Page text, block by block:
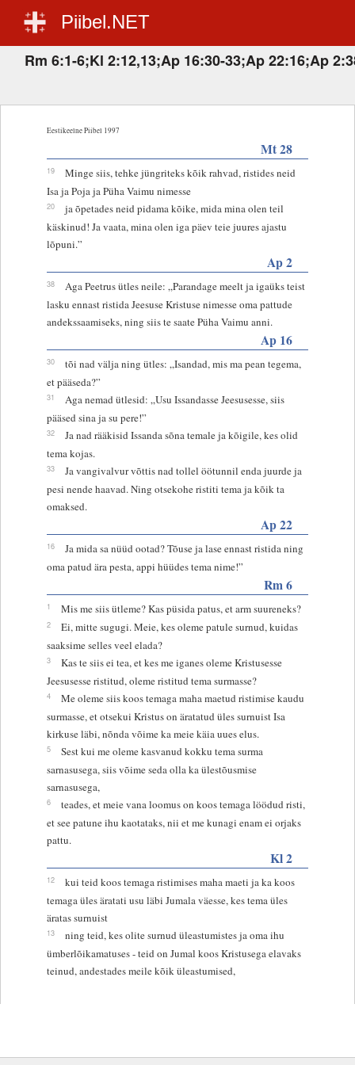
Piibel.NET
Rm 6:1-6;Kl 2:12,13;Ap 16:30-33;Ap 22:16;Ap
Eestikeelne Piibel 1997
Mt 28
19
Minge siis, tehke jüngriteks kõik rahvad, ristides neid
Isa ja Poja ja Püha Vaimu nimesse
20
ja õpetades neid pidama kõike, mida mina olen teil
käskinud! Ja vaata, mina olen iga päev teie juures ajastu
lõpuni.”
Ap 2
38
Aga Peetrus ütles neile: „Parandage meelt ja igaüks teist
lasku ennast ristida Jeesuse Kristuse nimesse oma pattude
andekssaamiseks, ning siis te saate Püha Vaimu anni.
Ap 16
30
tõi nad välja ning ütles: „Isandad, mis ma pean tegema,
et pääseda?”
31
Aga nemad ütlesid: „Usu Issandasse Jeesusesse, siis
pääsed sina ja su pere!”
32
Ja nad rääkisid Issanda sõna temale ja kõigile, kes olid
tema kojas.
33
Ja vangivalvur võttis nad tollel öötunnil enda juurde ja
pesi nende haavad. Ning otsekohe ristiti tema ja kõik ta
omaksed.
Ap 22
16
Ja mida sa nüüd ootad? Tõuse ja lase ennast ristida ning
oma patud ära pesta, appi hüüdes tema nime!”
Rm 6
1 Mis me siis ütleme? Kas püsida patus, et arm suureneks?
2
Ei, mitte sugugi. Meie, kes oleme patule surnud, kuidas
saaksime selles veel elada?
3
Kas te siis ei tea, et kes me iganes oleme Kristusesse
Jeesusesse ristitud, oleme ristitud tema surmasse?
4
Me oleme siis koos temaga maha maetud ristimise kaudu
surmasse, et otsekui Kristus on äratatud üles surnuist Isa
kirkuse läbi, nõnda võime ka meie käia uues elus.
5
Sest kui me oleme kasvanud kokku tema surma
sarnasusega, siis võime seda olla ka ülestõusmise
sarnasusega,
6
teades, et meie vana loomus on koos temaga löödud risti,
et see patune ihu kaotataks, nii et me kunagi enam ei orjaks
pattu.
Kl 2
12
kui teid koos temaga ristimises maha maeti ja ka koos
temaga üles äratati usu läbi Jumala väesse, kes tema üles
äratas surnuist
13
ning teid, kes olite surnud üleastumistes ja oma ihu
ümberlõikamatuses - teid on Jumal koos Kristusega elavaks
teinud, andestades meile kõik üleastumised,